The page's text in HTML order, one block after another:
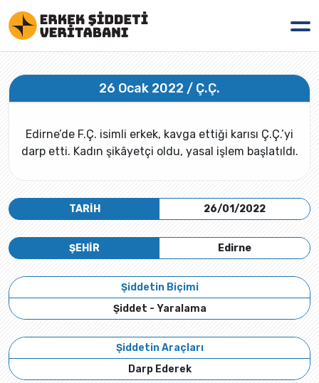
26 Ocak 2022 / Ç.Ç.
Edirne’de F.Ç. isimli erkek, kavga ettiği karısı Ç.Ç.’yi
darp etti. Kadın şikâyetçi oldu, yasal işlem başlatıldı.
TARİH 26/01/2022
Edirne
ŞEHİR
Şiddetin Biçimi
Şiddet - Yaralama
Şiddetin Araçları
Darp Ederek